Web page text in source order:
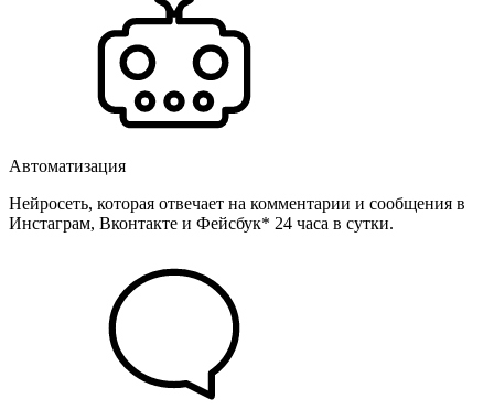
Автоматизация
Нейросеть, которая отвечает на комментарии и сообщения в
Инстаграм, Вконтакте и Фейсбук* 24 часа в сутки.